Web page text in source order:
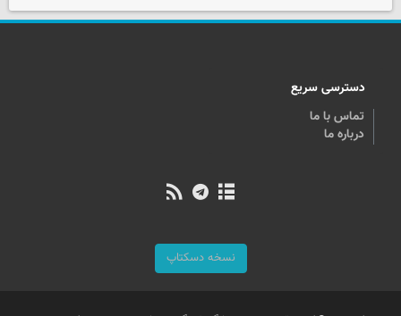
دسترسی سریع
تماس با ما
درباره ما
نسخه دسکتاپ